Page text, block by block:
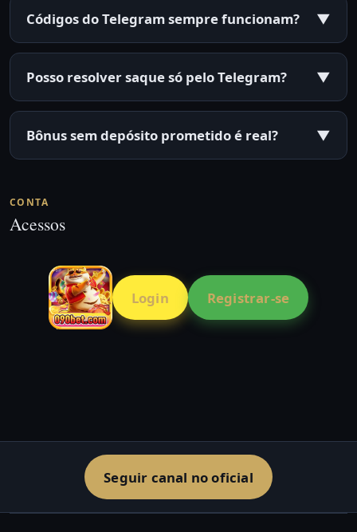
Códigos do Telegram sempre funcionam? ▼
Posso resolver saque só pelo Telegram? ▼
Bônus sem depósito prometido é real? ▼
CONTA
Acessos
Login Registrar-se
Seguir canal no oficial